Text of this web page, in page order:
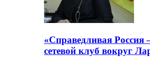
«Справедливая
сетевой клуб вокруг